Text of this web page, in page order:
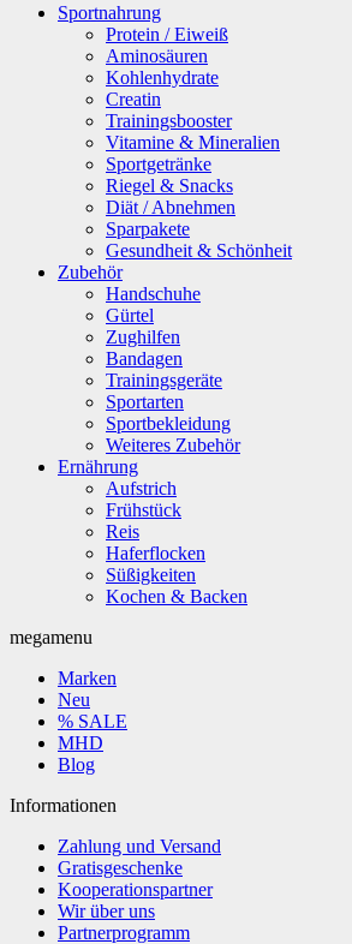
Sportnahrung
Protein / Eiweiß
Aminosäuren
Kohlenhydrate
Creatin
Trainingsbooster
Vitamine & Mineralien
Sportgetränke
Riegel & Snacks
Diät / Abnehmen
Sparpakete
Gesundheit & Schönheit
Zubehör
Handschuhe
Gürtel
Zughilfen
Bandagen
Trainingsgeräte
Sportarten
Sportbekleidung
Weiteres Zubehör
Ernährung
Aufstrich
Frühstück
Reis
Haferflocken
Süßigkeiten
Kochen & Backen
megamenu
Marken
Neu
% SALE
MHD
Blog
Informationen
Zahlung und Versand
Gratisgeschenke
Kooperationspartner
Wir über uns
Partnerprogramm